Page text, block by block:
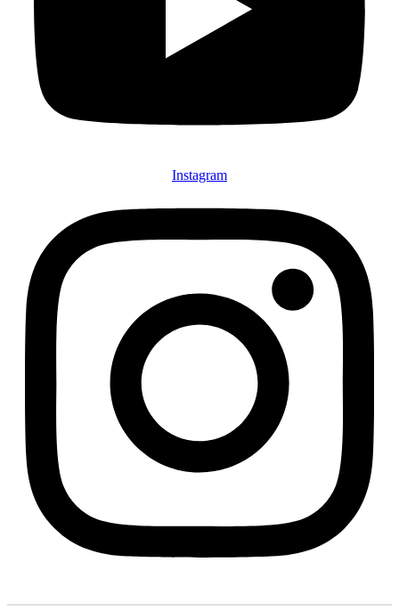
Instagram